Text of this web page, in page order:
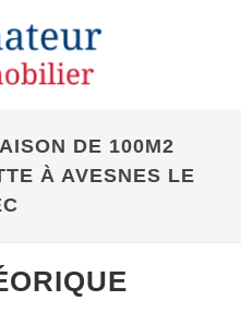
DE 100M2
À AVESNES LE